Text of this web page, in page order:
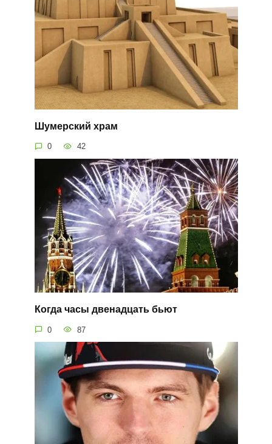
Шумерский храм
0 42
Когда часы двенадцать бьют
0 87